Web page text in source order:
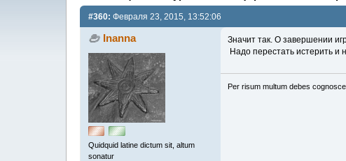
#360: Февраля 23, 2015, 13:52:06
Inanna
Quidquid latine dictum sit, altum
sonatur
Значит так. О завершении
Надо перестать истерить и
Per risum multum debes